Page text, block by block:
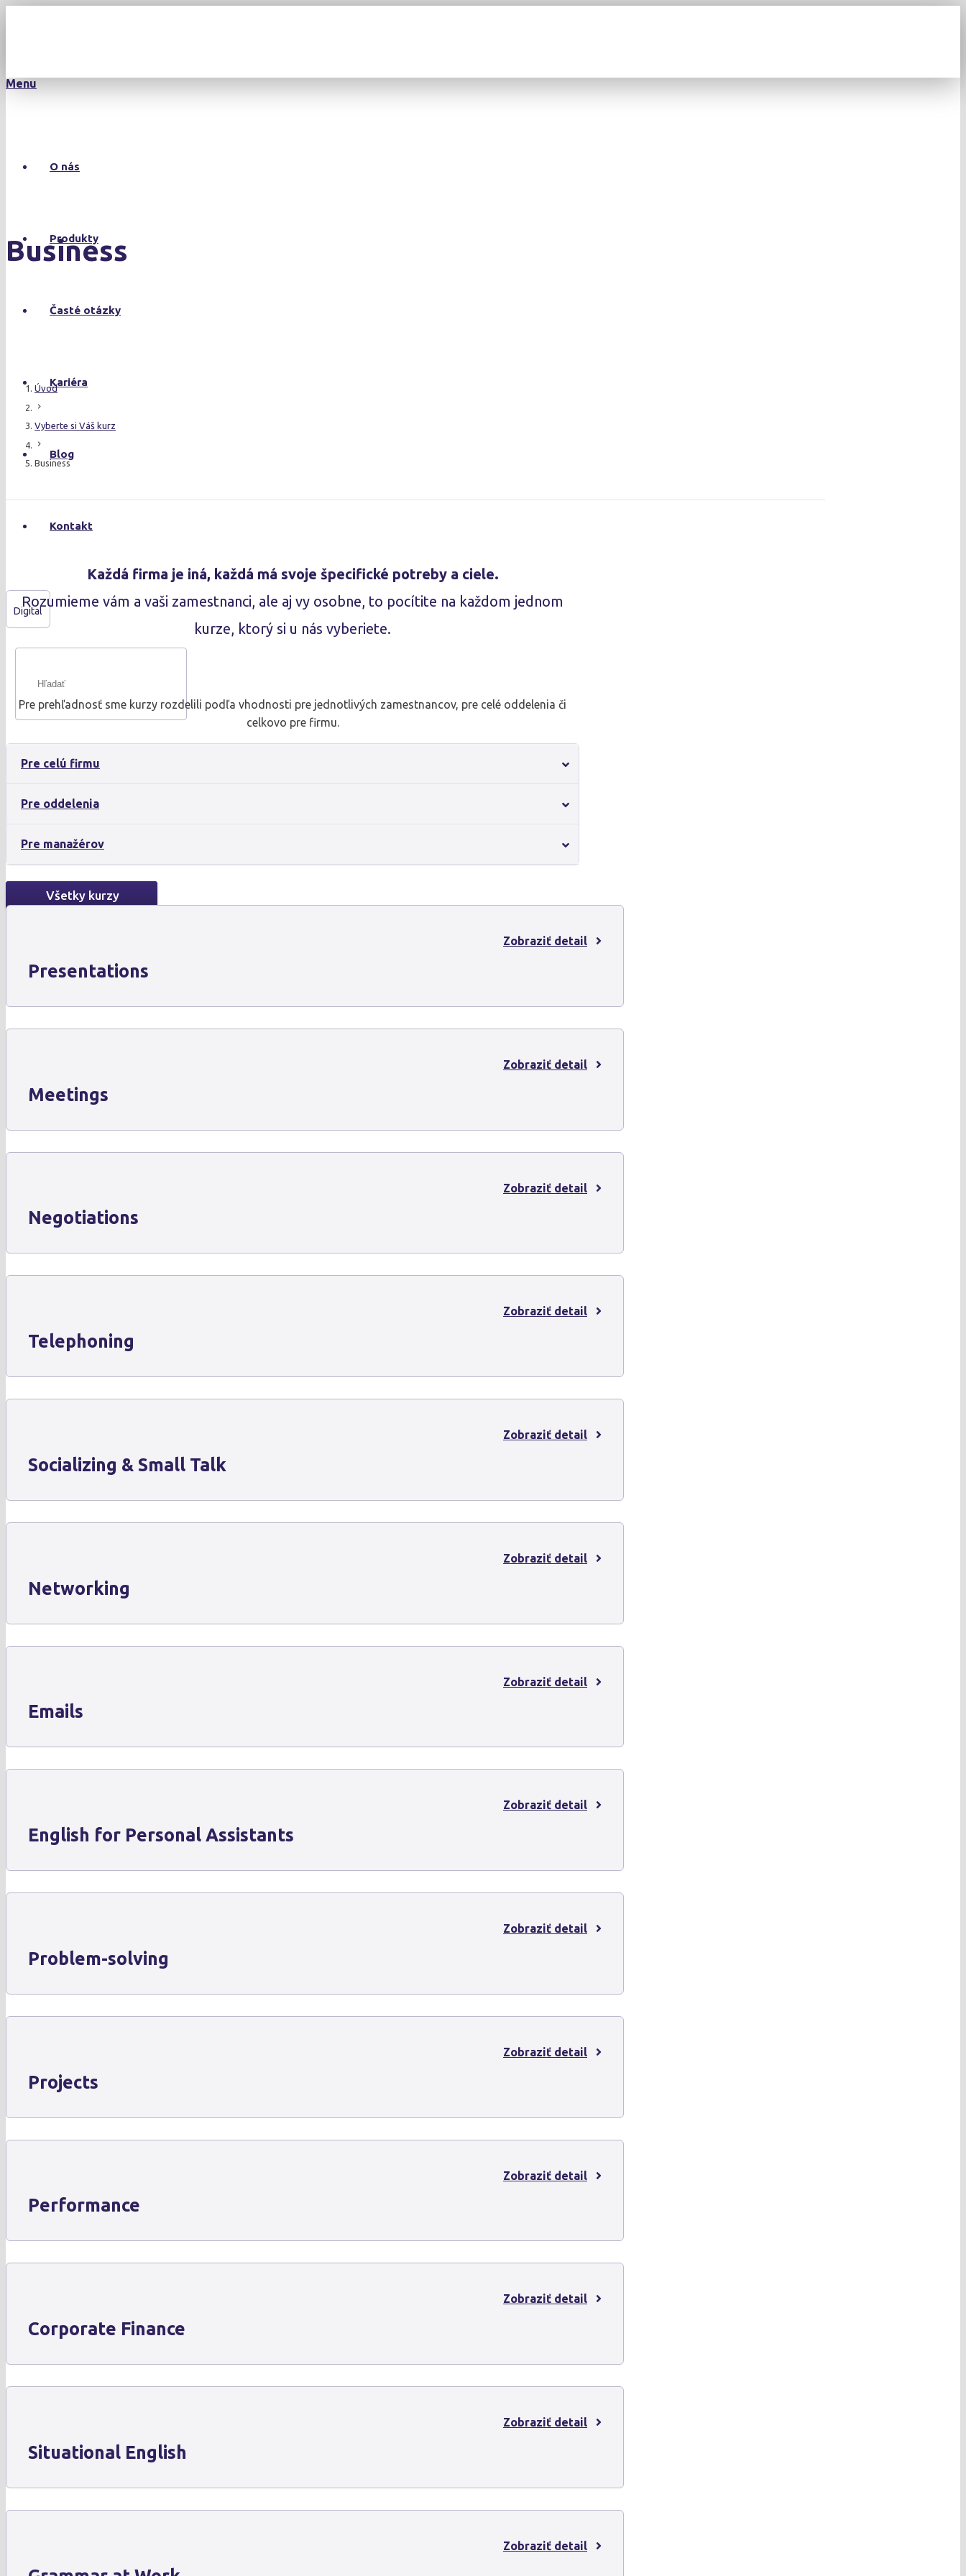
Menu
O nás
Produkty
Časté otázky
Kariéra
Blog
Kontakt
Digital
Business
Úvod
chevron_right
Vyberte si Váš kurz
chevron_right
Business
Každá firma je iná, každá má svoje špecifické potreby a ciele.
Rozumieme vám a vaši zamestnanci, ale aj vy osobne, to pocítite na každom jednom
kurze, ktorý si u nás vyberiete.
Pre prehľadnosť sme kurzy rozdelili podľa vhodnosti pre jednotlivých zamestnancov, pre celé oddelenia či
celkovo pre firmu.
Pre celú firmu
Pre oddelenia
Pre manažérov
Všetky kurzy
Presentations
Zobraziť detail
Meetings
Zobraziť detail
Negotiations
Zobraziť detail
Telephoning
Zobraziť detail
Socializing & Small Talk
Zobraziť detail
Networking
Zobraziť detail
Emails
Zobraziť detail
English for Personal Assistants
Zobraziť detail
Problem-solving
Zobraziť detail
Projects
Zobraziť detail
Performance
Zobraziť detail
Corporate Finance
Zobraziť detail
Situational English
Zobraziť detail
Zobraziť detail